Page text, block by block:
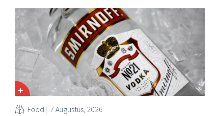
Food 7 Augustus, 2026